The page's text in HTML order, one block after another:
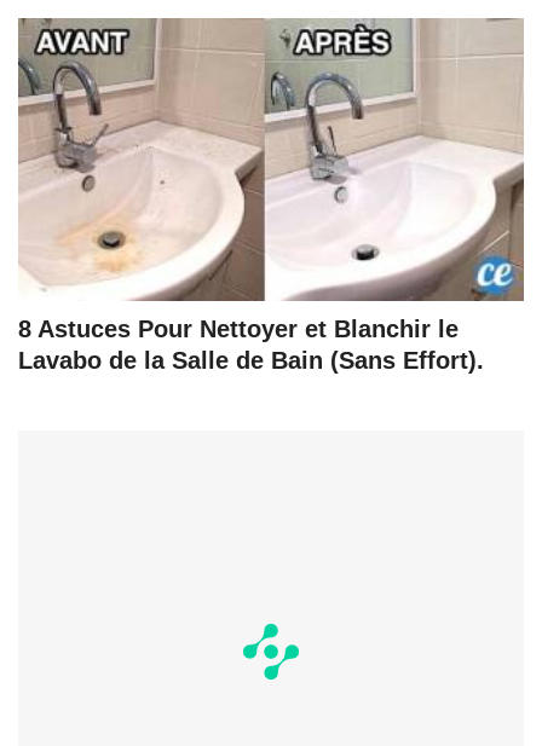
8 Astuces Pour Nettoyer et Blanchir le
Lavabo de la Salle de Bain (Sans Effort).